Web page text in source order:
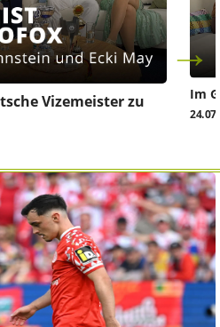
Vizemeister zu
Im